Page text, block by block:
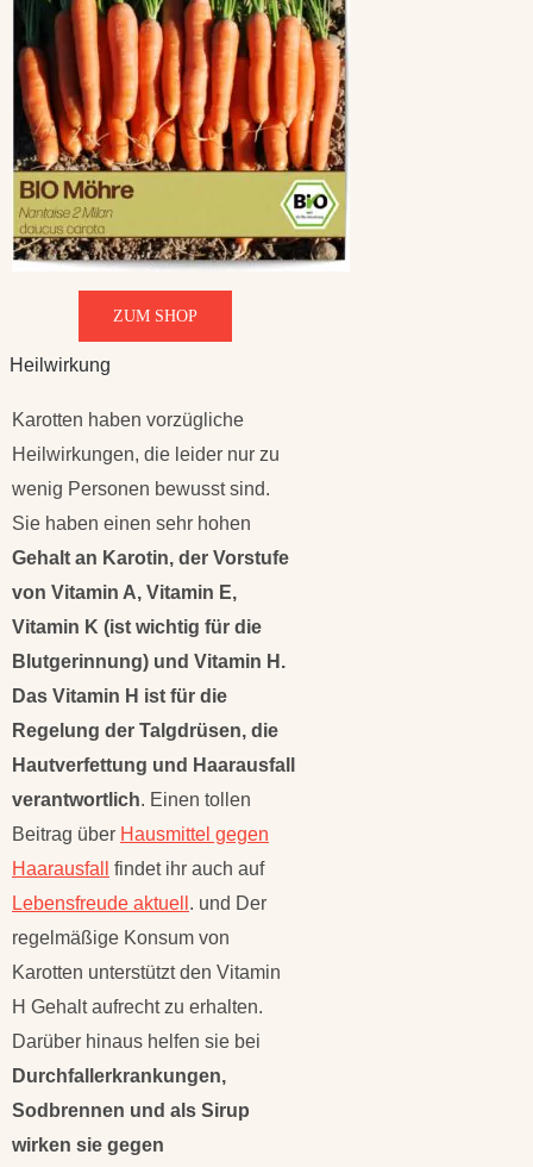
ZUM SHOP
Heilwirkung
Karotten haben vorzügliche
Heilwirkungen, die leider nur zu
wenig Personen bewusst sind.
Sie haben einen sehr hohen
Gehalt an Karotin, der Vorstufe
von Vitamin A, Vitamin E,
Vitamin K (ist wichtig für die
Blutgerinnung) und Vitamin H.
Das Vitamin H ist für die
Regelung der Talgdrüsen, die
Hautverfettung und Haarausfall
verantwortlich. Einen tollen
Beitrag über Hausmittel gegen
Haarausfall
findet ihr auch auf
Lebensfreude aktuell . und Der
regelmäßige Konsum von
Karotten unterstützt den Vitamin
H Gehalt aufrecht zu erhalten.
Darüber hinaus helfen sie bei
Durchfallerkrankungen,
Sodbrennen und als Sirup
wirken sie gegen